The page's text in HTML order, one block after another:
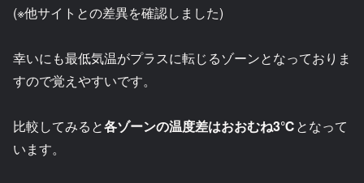
(※他サイトとの差異を確認しました)
幸いにも最低気温がプラスに転じるゾーンとなっておりま
すので覚えやすいです。
比較してみると各ゾーンの温度差はおおむね3℃となって
います。